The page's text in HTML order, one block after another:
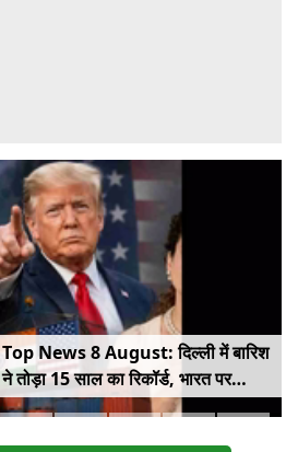
Top News 8 August: दिल्ली में बारिश
ने तोड़ा 15 साल का रिकॉर्ड, भारत पर
100% टैरिफ का खतरा; Gen Z पर कंगना